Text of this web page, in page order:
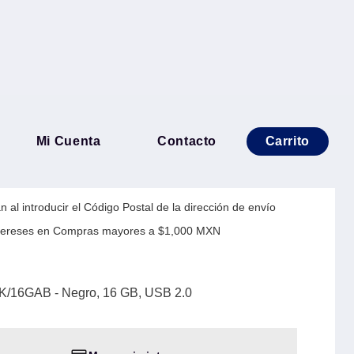
Mi Cuenta Contacto Carrito
U2BK/16GAB -
2.0
al introducir el Código Postal de la dirección de envío
en Compras mayores a $1,000 MXN
16GAB - Negro, 16 GB, USB 2.0